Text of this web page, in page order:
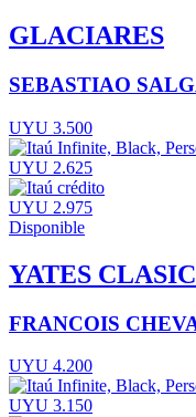
GLACIARES
SEBASTIAO
UYU 3.500
UYU 2.625
UYU 2.975
Disponible
YATES
FRANCOIS
UYU 4.200
UYU 3.150